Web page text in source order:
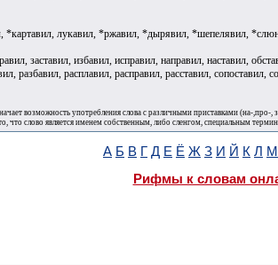
*картавил, лукавил, *ржавил, *дырявил, *шепелявил,
заставил, избавил, исправил, направил, наставил,
разбавил, расплавил, расправил, расставил, сопоставил,
возможность употребления слова с различными приставками (на-,про-,
что слово является именем собственным, либо сленгом, специальным
А Б В Г Д Е Ё Ж З И Й К Л М
Рифмы к словам